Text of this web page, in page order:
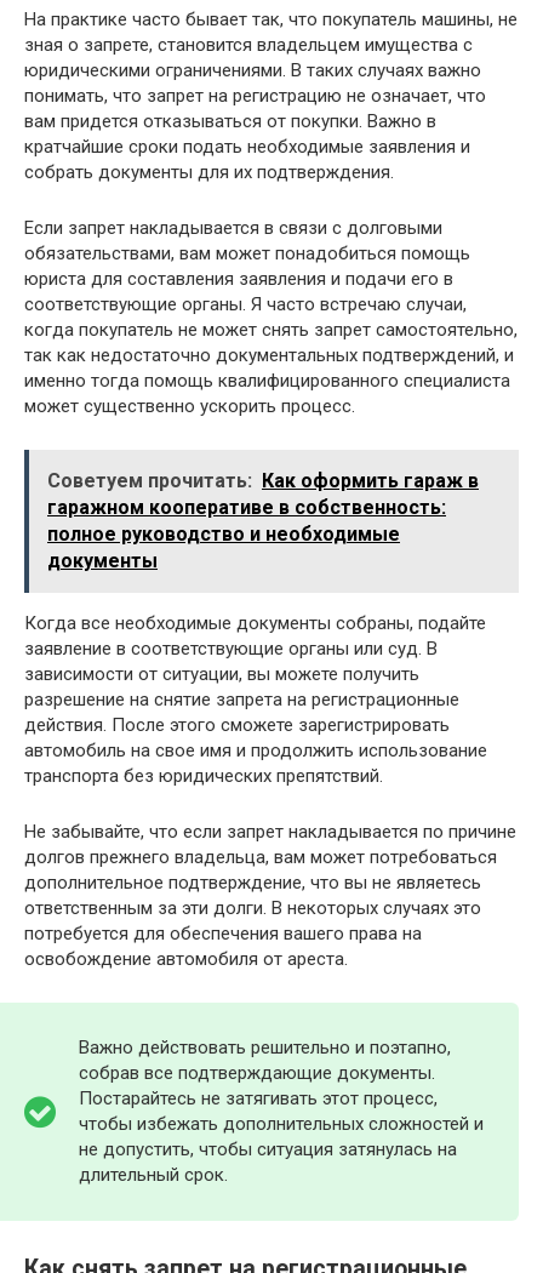
На практике часто бывает так, что покупатель машины, не
зная о запрете, становится владельцем имущества с
юридическими ограничениями. В таких случаях важно
понимать, что запрет на регистрацию не означает, что
вам придется отказываться от покупки. Важно в
кратчайшие сроки подать необходимые заявления и
собрать документы для их подтверждения.
Если запрет накладывается в связи с долговыми
обязательствами, вам может понадобиться помощь
юриста для составления заявления и подачи его в
соответствующие органы. Я часто встречаю случаи,
когда покупатель не может снять запрет самостоятельно,
так как недостаточно документальных подтверждений, и
именно тогда помощь квалифицированного специалиста
может существенно ускорить процесс.
Советуем прочитать: Как оформить гараж в
гаражном кооперативе в собственность:
полное руководство и необходимые
документы
Когда все необходимые документы собраны, подайте
заявление в соответствующие органы или суд. В
зависимости от ситуации, вы можете получить
разрешение на снятие запрета на регистрационные
действия. После этого сможете зарегистрировать
автомобиль на свое имя и продолжить использование
транспорта без юридических препятствий.
Не забывайте, что если запрет накладывается по причине
долгов прежнего владельца, вам может потребоваться
дополнительное подтверждение, что вы не являетесь
ответственным за эти долги. В некоторых случаях это
потребуется для обеспечения вашего права на
освобождение автомобиля от ареста.
Важно действовать решительно и поэтапно,
собрав все подтверждающие документы.
Постарайтесь не затягивать этот процесс,
чтобы избежать дополнительных сложностей и
не допустить, чтобы ситуация затянулась на
длительный срок.